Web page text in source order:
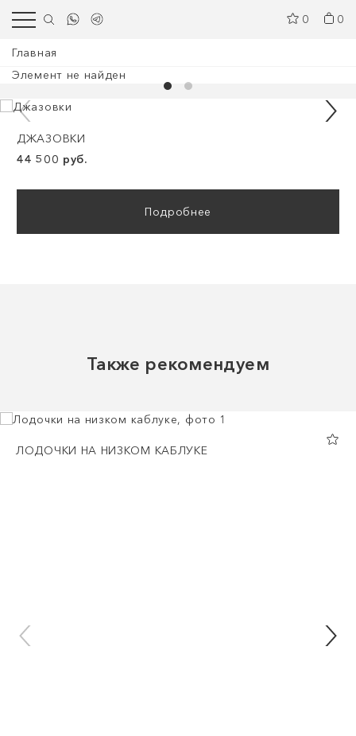
0 0
Главная
Элемент не найден
ДЖАЗОВКИ
44 500 руб.
Подробнее
Также рекомендуем
ЛОДОЧКИ НА НИЗКОМ КАБЛУКЕ